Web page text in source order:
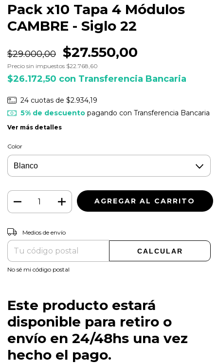
Pack x10 Tapa 4 Módulos
CAMBRE - Siglo 22
$29.000,00 $27.550,00
Precio sin impuestos $22.768,60
$26.172,50 con Transferencia Bancaria
24 cuotas de $2.934,19
5% de descuentopagando con Transferencia Bancaria
Ver más detalles
Color
Entregas para el CP:
Medios de envío
CALCULAR
No sé mi código postal
Este producto estará
disponible para retiro o
envío en 24/48hs una vez
hecho el pago.